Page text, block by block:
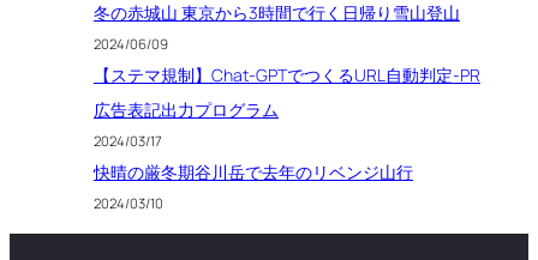
冬の赤城山 東京から3時間で行く日帰り雪山登山
2024/06/09
【ステマ規制】Chat-GPTでつくるURL自動判定-PR
広告表記出力プログラム
2024/03/17
快晴の厳冬期谷川岳で去年のリベンジ山行
2024/03/10